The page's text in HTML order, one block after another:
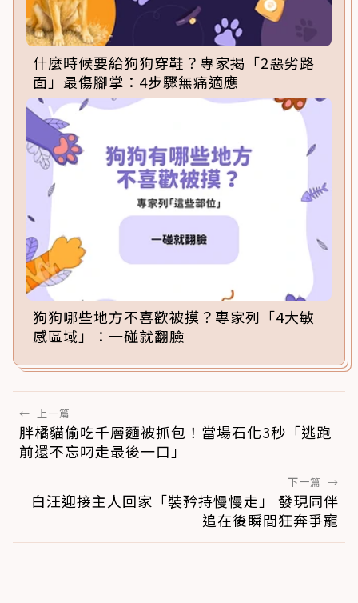
什麼時候要給狗狗穿鞋？專家揭「2惡劣路
面」最傷腳掌：4步驟無痛適應
狗狗哪些地方不喜歡被摸？專家列「4大敏
感區域」：一碰就翻臉
← 上一篇
胖橘貓偷吃千層麵被抓包！當場石化3秒「逃跑
前還不忘叼走最後一口」
下一篇 →
白汪迎接主人回家「裝矜持慢慢走」 發現同伴
追在後瞬間狂奔爭寵